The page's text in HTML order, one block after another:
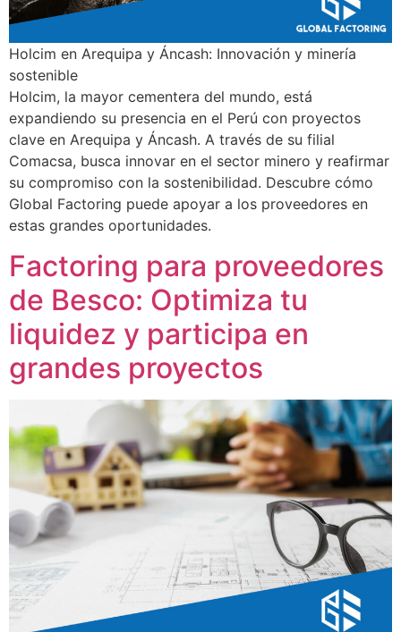
Holcim en Arequipa y Áncash: Innovación y minería
sostenible
Holcim, la mayor cementera del mundo, está
expandiendo su presencia en el Perú con proyectos
clave en Arequipa y Áncash. A través de su filial
Comacsa, busca innovar en el sector minero y reafirmar
su compromiso con la sostenibilidad. Descubre cómo
Global Factoring puede apoyar a los proveedores en
estas grandes oportunidades.
Factoring para proveedores
de Besco: Optimiza tu
liquidez y participa en
grandes proyectos